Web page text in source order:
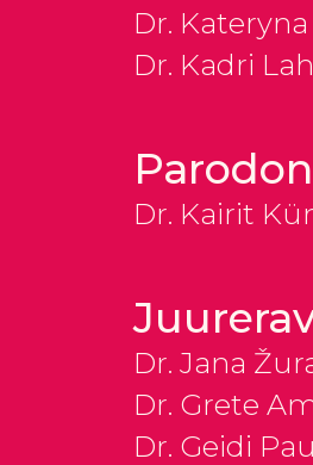
Dr.
Dr. Kadri
Dr. Kairit
Dr. Jana
Dr. Grete
Dr. Geidi